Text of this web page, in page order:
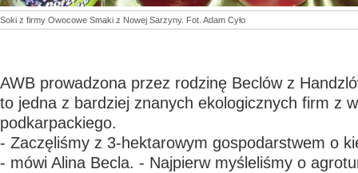
Soki z firmy Owocowe Smaki z Nowej Sarzyny. Fot. Adam Cyło
AWB prowadzona przez rodzinę Beclów z
to jedna z bardziej znanych ekologicznych firm z
podkarpackiego.
- Zaczęliśmy z 3-hektarowym gospodarstwem o
- mówi Alina Becla. - Najpierw myśleliśmy o